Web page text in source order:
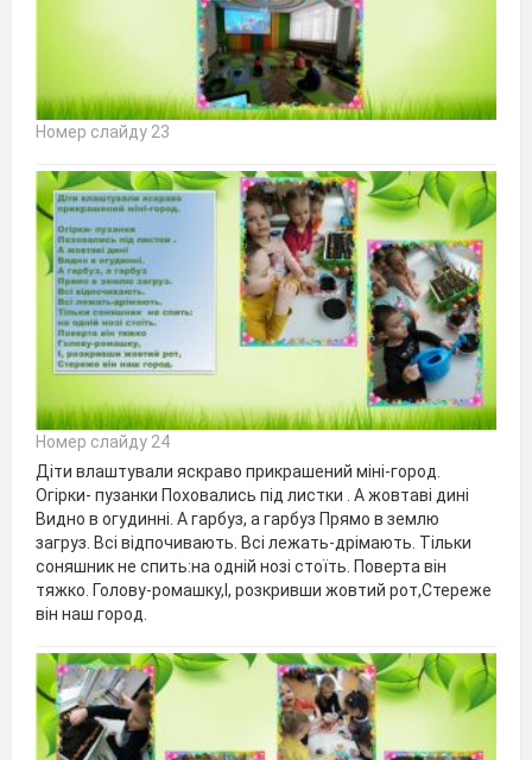
Номер слайду 23
Номер слайду 24
Діти влаштували яскраво прикрашений міні-город.
Огірки- пузанки Поховались під листки . А жовтаві дині
Видно в огудинні. А гарбуз, а гарбуз Прямо в землю
загруз. Всі відпочивають. Всі лежать-дрімають. Тільки
соняшник не спить:на одній нозі стоїть. Поверта він
тяжко. Голову-ромашку,І, розкривши жовтий рот,Стереже
він наш город.